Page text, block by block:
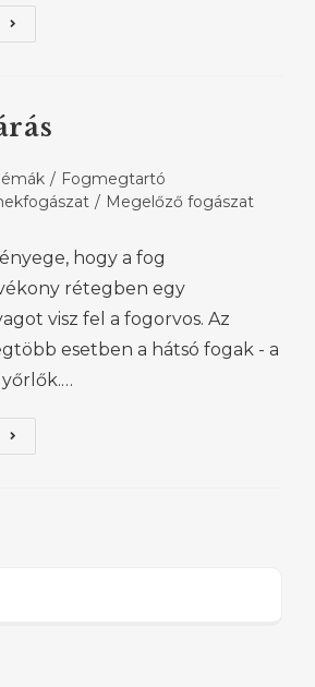
/ Fogmegtartó
/ Megelőző fogászat
hogy a fog
rétegben egy
visz fel a fogorvos. Az
esetben a hátsó fogak - a